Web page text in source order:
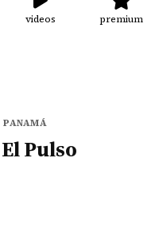
videos premium
PANAMÁ
El Pulso